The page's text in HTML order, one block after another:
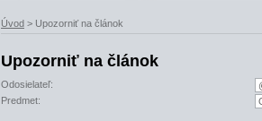
Úvod > Upozorniť na článok
Upozorniť na článok
Odosielateľ:
Predmet: